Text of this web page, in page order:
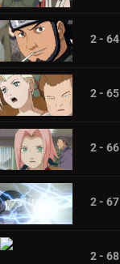
2 - 64
2 - 65
2 - 66
2 - 67
2 - 68